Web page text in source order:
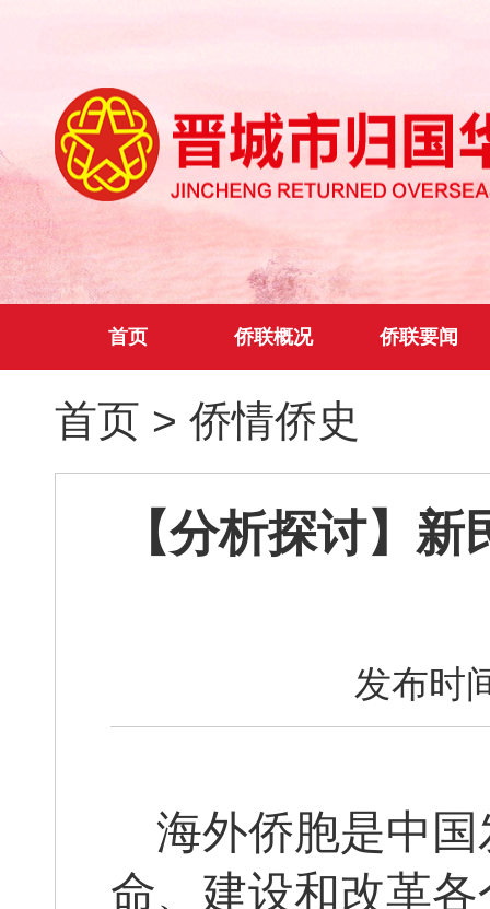
首页 侨联概况 侨联要闻
首页 > 侨情侨史
【分析探讨】
发布时
海外侨胞是中
命、建设和改革